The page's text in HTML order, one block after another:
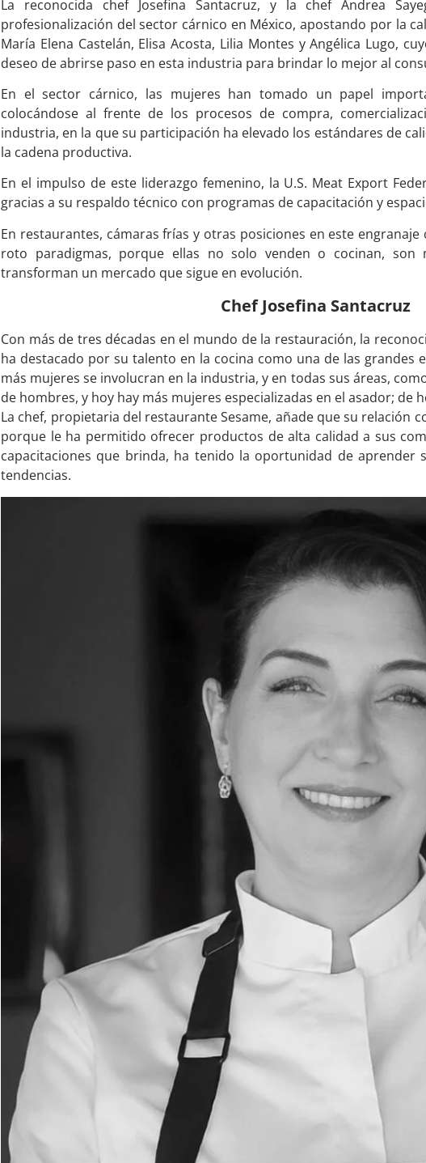
La reconocida chef Josefina Santacruz, y la chef Andrea
profesionalización del sector cárnico en México, apostando por la
María Elena Castelán, Elisa Acosta, Lilia Montes y Angélica Lugo,
deseo de abrirse paso en esta industria para brindar lo mejor al
En el sector cárnico, las mujeres han tomado un papel
colocándose al frente de los procesos de compra,
industria, en la que su participación ha elevado los estándares de
la cadena productiva.
En el impulso de este liderazgo femenino, la U.S. Meat Export
gracias a su respaldo técnico con programas de capacitación y
En restaurantes, cámaras frías y otras posiciones en este
roto paradigmas, porque ellas no solo venden o cocinan, son
transforman un mercado que sigue en evolución.
Chef Josefina Santacruz
Con más de tres décadas en el mundo de la restauración, la
ha destacado por su talento en la cocina como una de las grandes
más mujeres se involucran en la industria, y en todas sus áreas,
de hombres, y hoy hay más mujeres especializadas en el asador; de
La chef, propietaria del restaurante Sesame, añade que su relación
porque le ha permitido ofrecer productos de alta calidad a sus
capacitaciones que brinda, ha tenido la oportunidad de aprender
tendencias.